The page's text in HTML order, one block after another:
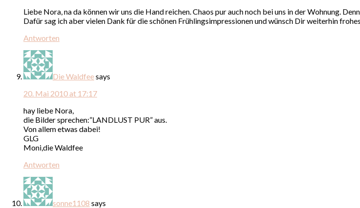
Liebe Nora, na da können wir uns die Hand reichen. Chaos pur auch noch bei uns in der Wohnung.
Dafür sag ich aber vielen Dank für die schönen Frühlingsimpressionen und wünsch Dir weiterhin
Antworten
Die Waldfeesays
20. Mai 2010 at 17:17
hay liebe Nora,
die Bilder sprechen:”LANDLUST PUR” aus.
Von allem etwas dabei!
GLG
Moni,die Waldfee
Antworten
sonne1108 says